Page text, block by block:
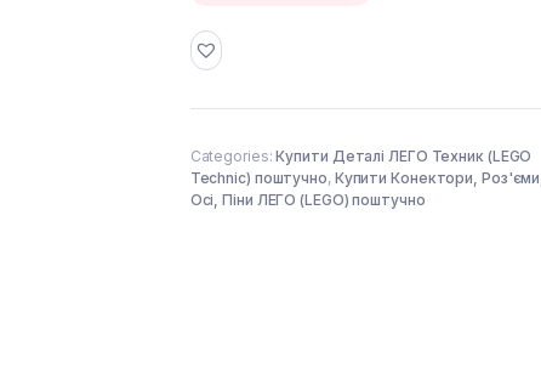
Categories:Купити Деталі ЛЕГО Техник (LEGO
Technic) поштучно, Купити Конектори,
Осі, Піни ЛЕГО (LEGO) поштучно